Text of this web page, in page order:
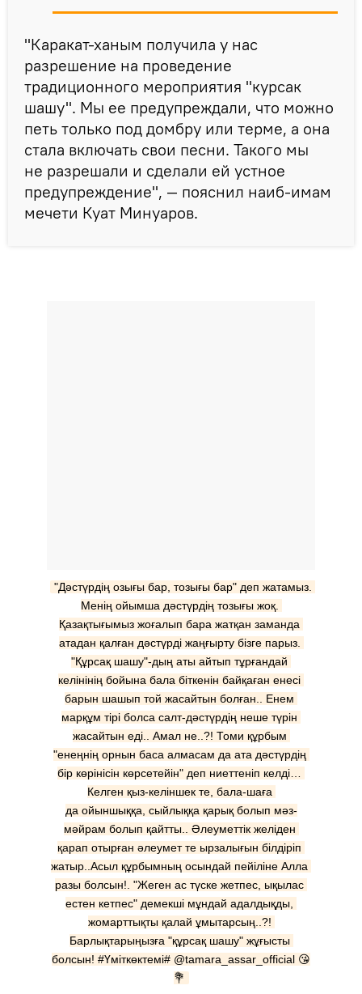
"Каракат-ханым получила у нас
разрешение на проведение
традиционного мероприятия "курсак
шашу". Мы ее предупреждали, что можно
петь только под домбру или терме, а она
стала включать свои песни. Такого мы
не разрешали и сделали ей устное
предупреждение", — пояснил наиб-имам
мечети Куат Минуаров.
"Дәстүрдің озығы бар, тозығы бар" деп жатамыз.
Менің ойымша дәстүрдің тозығы жоқ.
Қазақтығымыз жоғалып бара жатқан заманда
атадан қалған дәстүрді жаңғырту бізге парыз.
"Құрсақ шашу"-дың аты айтып тұрғандай
келінінің бойына бала біткенін байқаған енесі
барын шашып той жасайтын болған.. Енем
марқұм тірі болса салт-дәстүрдің неше түрін
жасайтын еді.. Амал не..?! Томи құрбым
"енеңнің орнын баса алмасам да ата дәстүрдің
бір көрінісін көрсетейін" деп ниеттеніп келді…
Келген қыз-келіншек те, бала-шаға
да ойыншыққа, сыйлыққа қарық болып мәз-
мәйрам болып қайтты.. Әлеуметтік желіден
қарап отырған әлеумет те ырзалығын білдіріп
жатыр..Асыл құрбымның осындай пейіліне Алла
разы болсын!. "Жеген ас түске жетпес, ықылас
естен кетпес" демекші мұндай адалдықды,
жомарттықты қалай ұмытарсың..?!
Барлықтарыңызға "құрсақ шашу" жұғысты
болсын! #Үміткөктемі# @tamara_assar_official 😘
💐